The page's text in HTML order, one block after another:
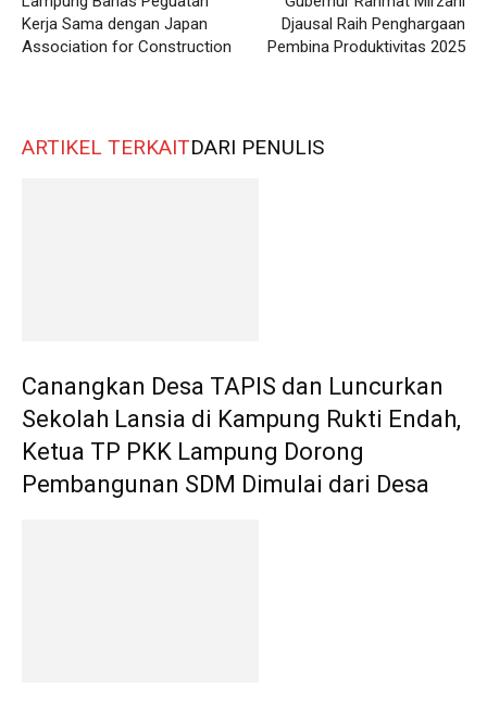
Kerja Sama dengan Japan
Association for Construction
Djausal Raih Penghargaan
Pembina Produktivitas 2025
ARTIKEL TERKAITDARI PENULIS
Canangkan Desa TAPIS dan Luncurkan
Sekolah Lansia di Kampung Rukti Endah,
Ketua TP PKK Lampung Dorong
Pembangunan SDM Dimulai dari Desa